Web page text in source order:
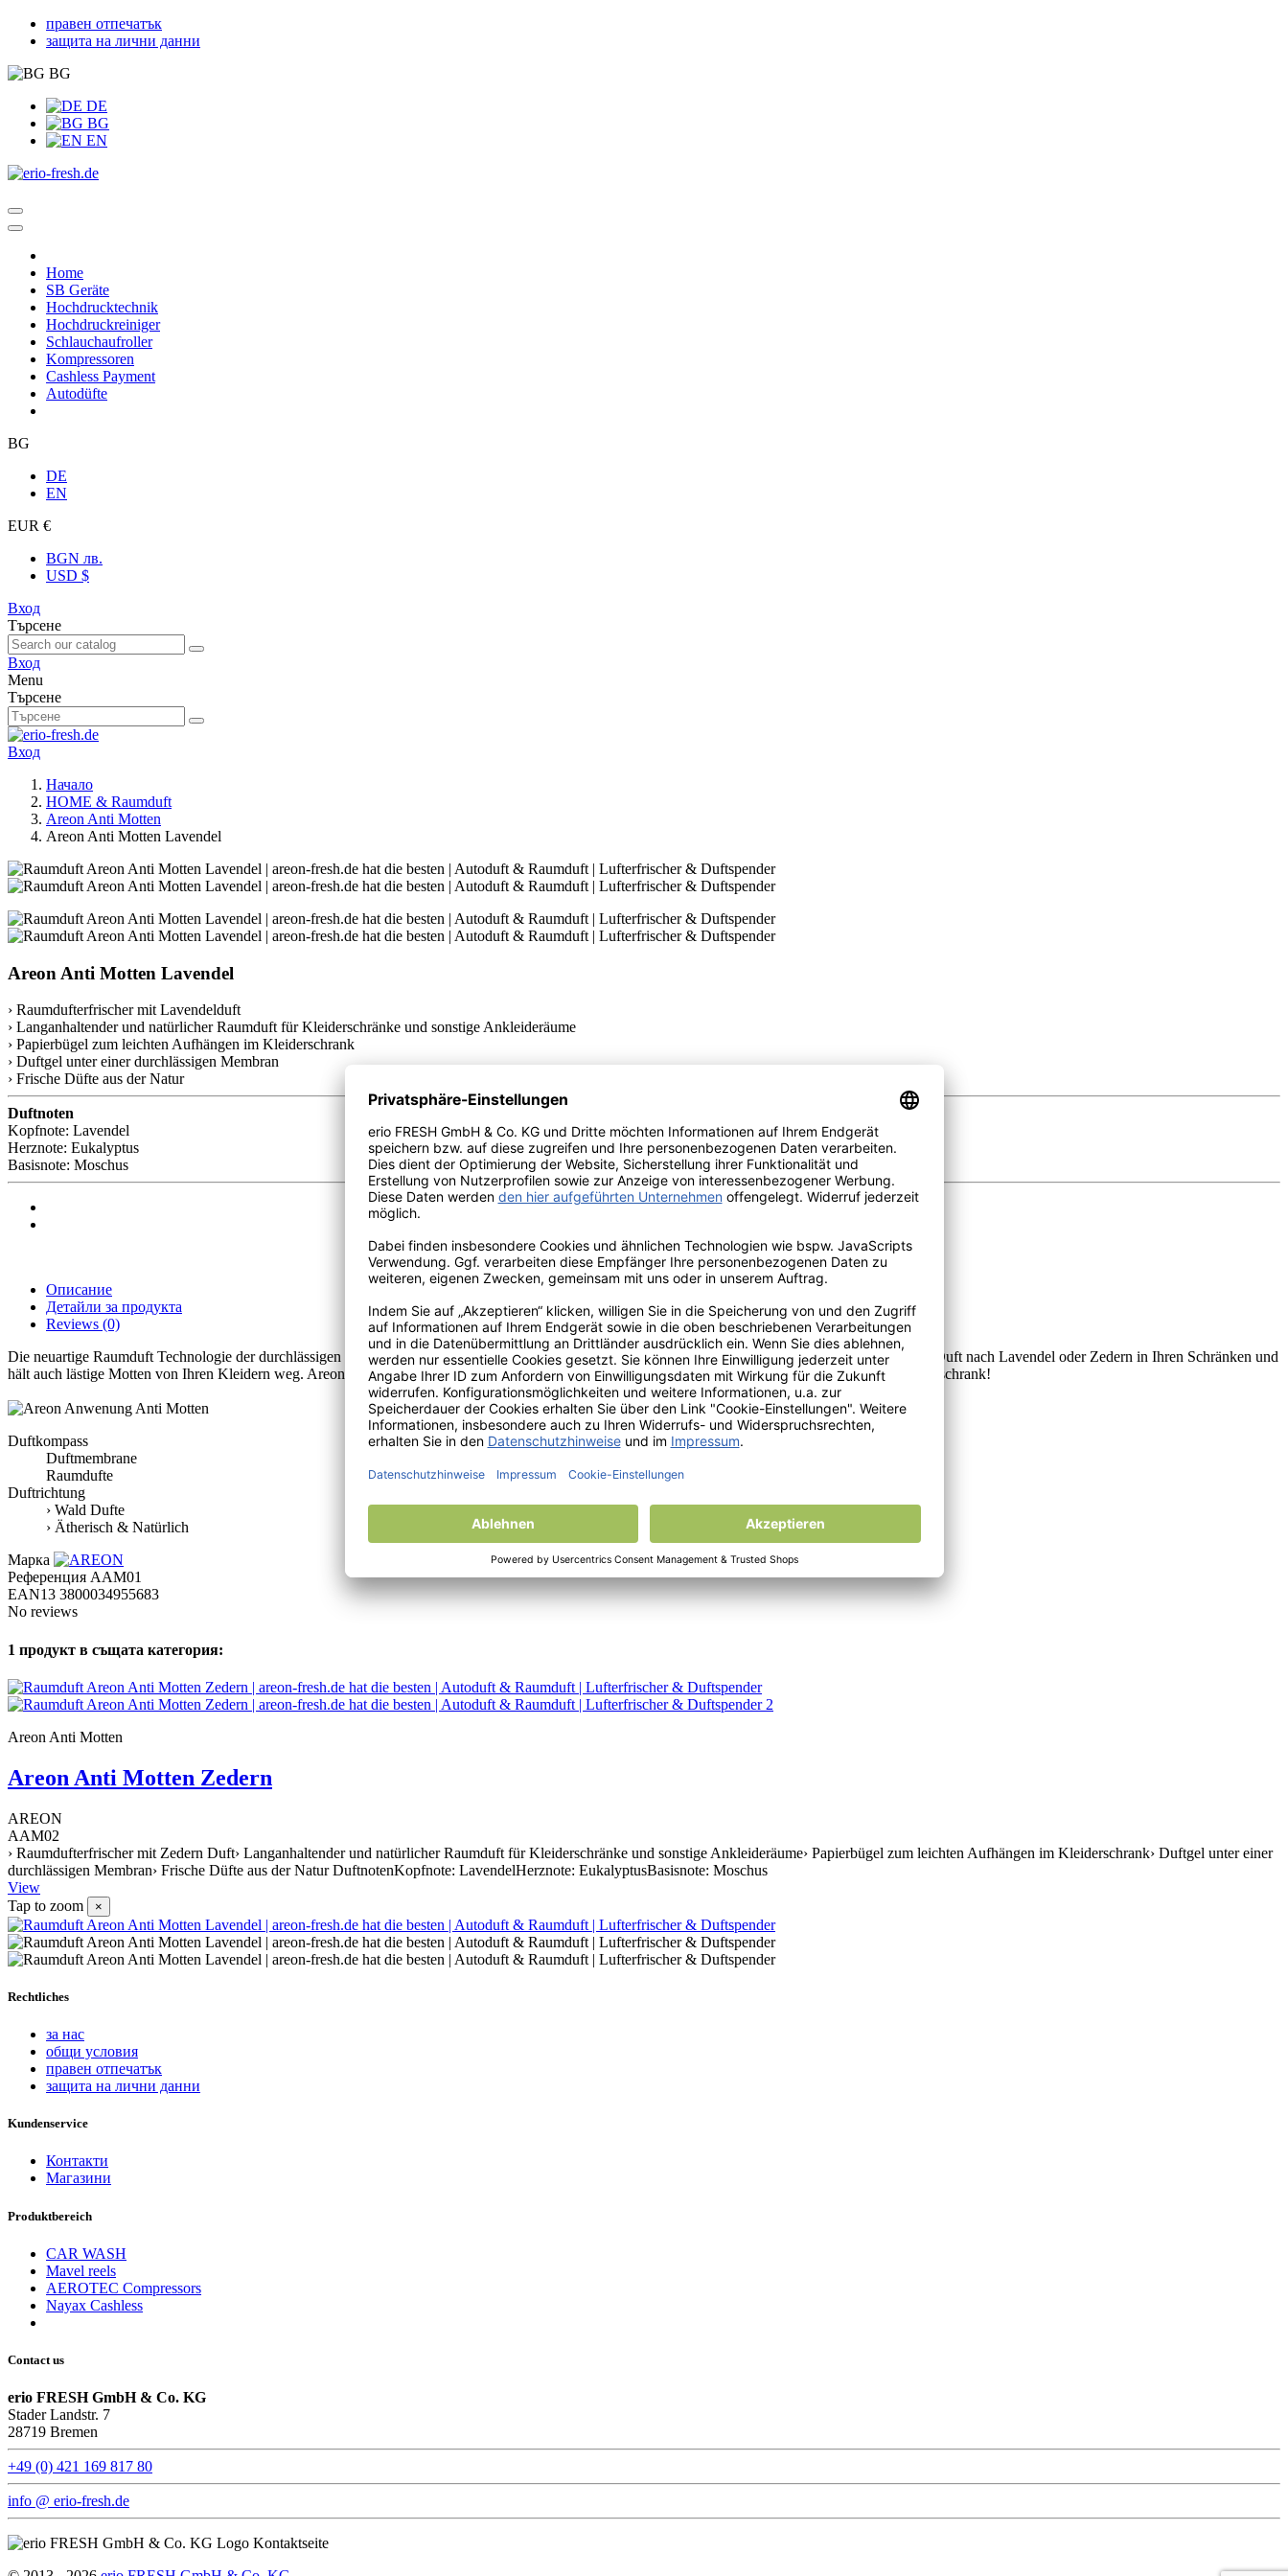
правен отпечатък
защита на лични данни
BG
DE
BG
EN
Home
SB Geräte
Hochdrucktechnik
Hochdruckreiniger
Schlauchaufroller
Kompressoren
Cashless Payment
Autodüfte
BG
DE
EN
EUR €
BGN лв.
USD $
Вход
Търсене
Вход
Menu
Търсене
Вход
Начало
HOME & Raumduft
Areon Anti Motten
Areon Anti Motten Lavendel
Areon Anti Motten Lavendel
› Raumdufterfrischer mit Lavendelduft
› Langanhaltender und natürlicher Raumduft für Kleiderschränke und sonstige Ankleideräume
› Papierbügel zum leichten Aufhängen im Kleiderschrank
› Duftgel unter einer durchlässigen Membran
› Frische Düfte aus der Natur
Duftnoten
Kopfnote: Lavendel
Herznote: Eukalyptus
Basisnote: Moschus
Описание
Детайли за продукта
Reviews (0)
Die neuartige Raumduft Technologie der durchlässigen Membran auf der Rückseite dieses dezenten Raumlufterfrischers verströmt einen wohlriechenden Duft nach Lavendel oder Zedern in Ihren Schränken und
hält auch lästige Motten von Ihren Kleidern weg. Areon Anti Motten Raumlufterfrischer ist langanhaltend und fein – die perfekte Lösung für Ihren Kleiderschrank!
Duftkompass
Duftmembrane
Raumdufte
Duftrichtung
› Wald Dufte
› Ätherisch & Natürlich
Марка
Референция AAM01
EAN13 3800034955683
No reviews
1 продукт в същата категория:
Areon Anti Motten
Areon Anti Motten Zedern
AREON
AAM02
› Raumdufterfrischer mit Zedern Duft› Langanhaltender und natürlicher Raumduft für Kleiderschränke und sonstige Ankleideräume› Papierbügel zum leichten Aufhängen im Kleiderschrank› Duftgel unter einer
durchlässigen Membran› Frische Düfte aus der Natur DuftnotenKopfnote: LavendelHerznote: EukalyptusBasisnote: Moschus
View
Tap to zoom
×
Rechtliches
за нас
общи условия
правен отпечатък
защита на лични данни
Kundenservice
Контакти
Магазини
Produktbereich
CAR WASH
Mavel reels
AEROTEC Compressors
Nayax Cashless
Contact us
erio FRESH GmbH & Co. KG
Stader Landstr. 7
28719 Bremen
+49 (0) 421 169 817 80
info @ erio-fresh.de